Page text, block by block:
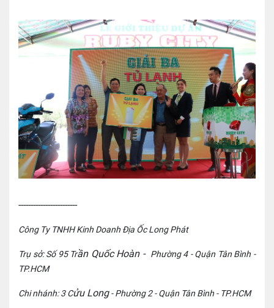
------------------------
Công Ty TNHH Kinh Doanh Địa Ốc Long Phát
Trụ sở: Số 95 Trần Quốc Hoàn - Phường 4 - Quận Tân Bình -
TP.HCM
Chi nhánh: 3 Cửu Long- Phường 2 - Quận Tân Bình - TP.HCM